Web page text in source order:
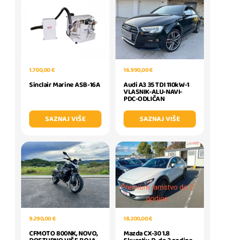
1.700,00 €
Sinclair Marine ASB-16A
SAZNAJ VIŠE
16.990,00 €
Audi A3 35 TDI 110kW-1
VLASNIK-ALU-NAVI-
PDC-ODLIČAN
SAZNAJ VIŠE
9.290,00 €
CFMOTO 800NK, NOVO,
18.200,00 €
Mazda CX-30 1.8